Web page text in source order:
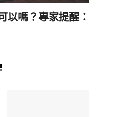
以嗎？專家提醒：